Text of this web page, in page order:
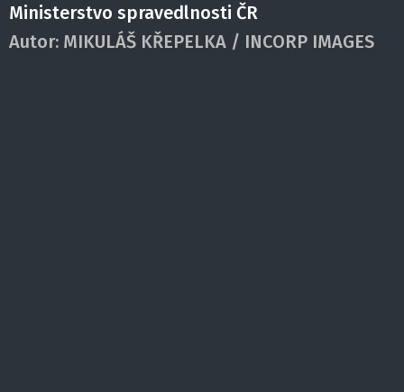
Ministerstvo spravedlnosti ČR
Autor: MIKULÁŠ KŘEPELKA / INCORP IMAGES